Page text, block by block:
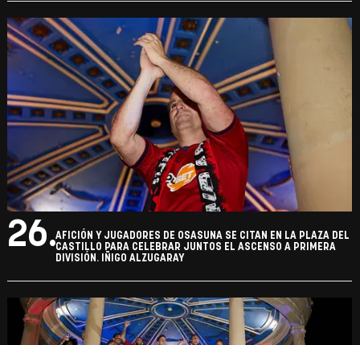
26.AFICIÓN Y JUGADORES DE OSASUNA SE CITAN EN LA PLAZA DEL
CASTILLO PARA CELEBRAR JUNTOS EL ASCENSO A PRIMERA
DIVISIÓN. IÑIGO ALZUGARAY